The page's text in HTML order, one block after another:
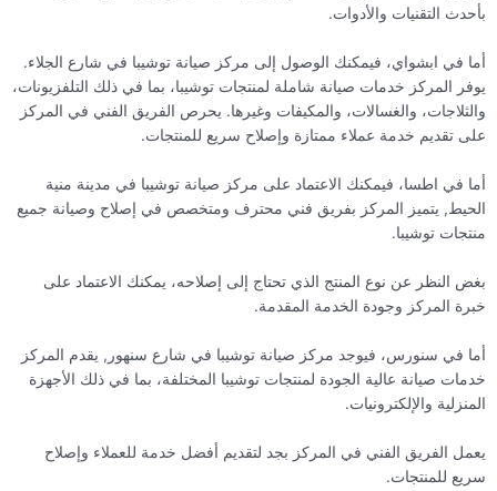
بأحدث التقنيات والأدوات.
أما في ابشواي، فيمكنك الوصول إلى مركز صيانة توشيبا في شارع الجلاء.
يوفر المركز خدمات صيانة شاملة لمنتجات توشيبا، بما في ذلك التلفزيونات،
والثلاجات، والغسالات، والمكيفات وغيرها. يحرص الفريق الفني في المركز
على تقديم خدمة عملاء ممتازة وإصلاح سريع للمنتجات.
أما في اطسا، فيمكنك الاعتماد على مركز صيانة توشيبا في مدينة منية
الحيط, يتميز المركز بفريق فني محترف ومتخصص في إصلاح وصيانة جميع
منتجات توشيبا.
بغض النظر عن نوع المنتج الذي تحتاج إلى إصلاحه، يمكنك الاعتماد على
خبرة المركز وجودة الخدمة المقدمة.
أما في سنورس، فيوجد مركز صيانة توشيبا في شارع سنهور, يقدم المركز
خدمات صيانة عالية الجودة لمنتجات توشيبا المختلفة، بما في ذلك الأجهزة
المنزلية والإلكترونيات.
يعمل الفريق الفني في المركز بجد لتقديم أفضل خدمة للعملاء وإصلاح
سريع للمنتجات.